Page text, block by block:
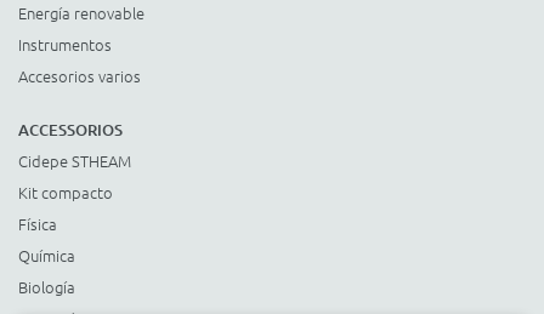
Energía renovable
Instrumentos
Accesorios varios
ACCESSORIOS
Cidepe STHEAM
Kit compacto
Física
Química
Biología